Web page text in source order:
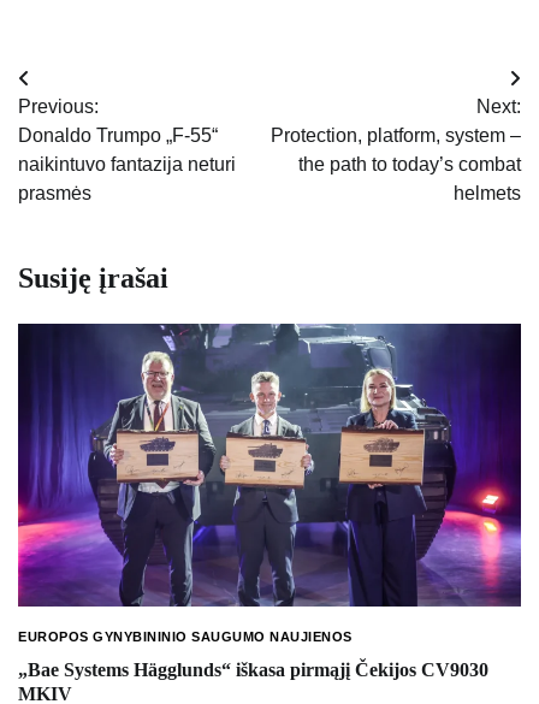
Navigacija
tarp
įrašų
Previous:
Donaldo Trumpo „F-55“
naikintuvo fantazija neturi
prasmės
Next:
Protection, platform, system –
the path to today’s combat
helmets
Susiję įrašai
EUROPOS GYNYBININIO SAUGUMO NAUJIENOS
„Bae Systems Hägglunds“ iškasa pirmąjį Čekijos CV9030
MKIV